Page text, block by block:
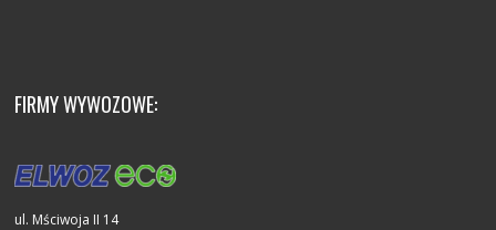
FIRMY WYWOZOWE:
ul. Mściwoja II 14